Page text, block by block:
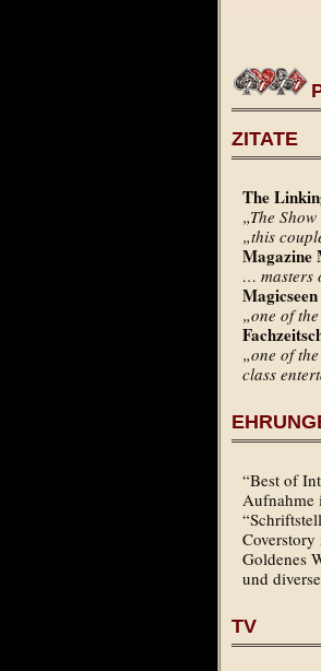
ZITATE
The
„The
„this
Magazine
… masters
„one of
„one of
class
“Best of
Aufnahme
Goldenes
und
TV